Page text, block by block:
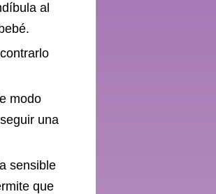
al
modo
una
sensible
que